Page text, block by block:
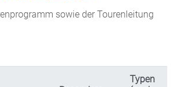
sowie der Tourenleitung
Typen